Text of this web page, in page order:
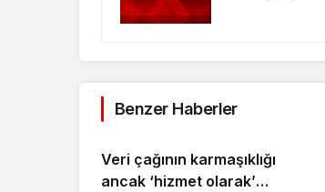
Benzer Haberler
Veri çağının karmaşıklığı
ancak ‘hizmet olarak’